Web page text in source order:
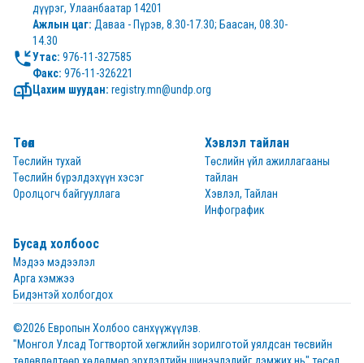
дүүрэг, Улаанбаатар 14201
Ажлын цаг: Даваа - Пүрэв, 8.30-17.30; Баасан, 08.30-
14.30
Утас:
Факс: 976-11-326221
Цахим шуудан: registry.mn@undp.org
Төсөл
Төслийн тухай
Төслийн бүрэлдэхүүн хэсэг
Оролцогч байгууллага
Хэвлэл тайлан
Төслийн үйл ажиллагааны
тайлан
Хэвлэл, Тайлан
Инфографик
Бусад холбоос
Мэдээ мэдээлэл
Арга хэмжээ
Бидэнтэй холбогдох
©2026 Европын Холбоо санхүүжүүлэв.
"Монгол Улсад Тогтвортой хөгжлийн зорилготой уялдсан төсвийн